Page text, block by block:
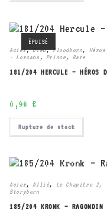
ÉPUISÉ
Acier,Dieu,Floodborn, Héros
- Lorcana , Prince, Rare
181/204 HERCULE – HÉROS
0,90 €
Rupture de stock
Acier, Allié, Le Chapitre 2,
Storyborn
185/204 KRONK – RAGONDIN